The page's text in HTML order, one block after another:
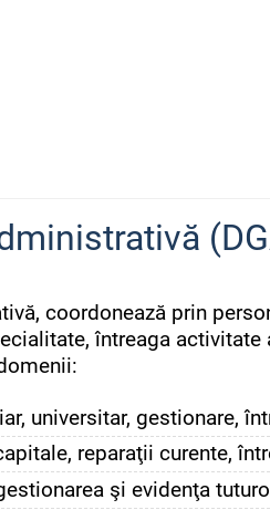
coordonează prin
întreaga
universitar, gestionare,
reparaţii curente,
şi evidenţa